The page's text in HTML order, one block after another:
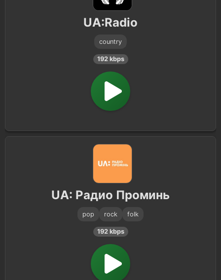
UA:Radio
country
192 kbps
UA: Радио Проминь
pop rock folk
192 kbps